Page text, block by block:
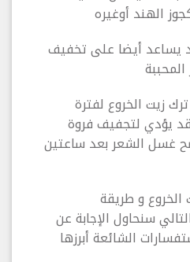
يساعد أيضا على تخفيف
يؤدي لتجفيف فروة
غسل الشعر بعد ساعتين
سنحاول الإجابة عن